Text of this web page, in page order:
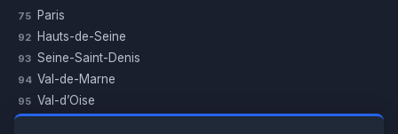
75 Paris
92 Hauts-de-Seine
93 Seine-Saint-Denis
94 Val-de-Marne
95 Val-d’Oise